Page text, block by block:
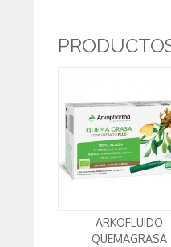
ARKOFLUIDO
QUEMAGRASA